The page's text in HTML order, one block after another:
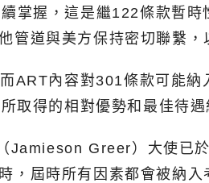
掌握，這是繼122條款暫
管道與美方保持密切聯繫，
ART內容對301條款可能
取得的相對優勢和最佳待遇
Greer）大使已
屆時所有因素都會被納